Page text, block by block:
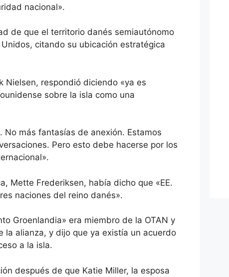
nacional».
de que el territorio danés semiautónomo
citando su ubicación estratégica
Nielsen, respondió diciendo «ya es
sobre la isla como una
No más fantasías de anexión. Estamos
Pero esto debe hacerse por los
Mette Frederiksen, había dicho que «EE.
naciones del reino danés».
Groenlandia» era miembro de la OTAN y
alianza, y dijo que ya existía un acuerdo
a la isla.
después de que Katie Miller, la esposa